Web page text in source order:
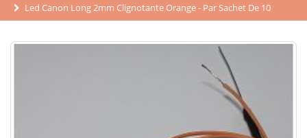
Led Canon Long 2mm Clignotante Orange - Par Sachet De 10